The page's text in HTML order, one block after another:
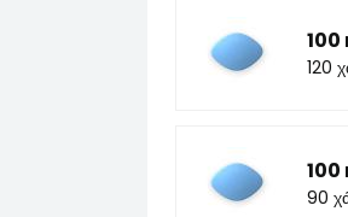
100
120
100
90